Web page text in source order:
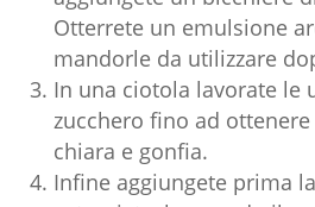
Otterrete un emulsione
mandorle da utilizzare
In una ciotola lavorate le
zucchero fino ad
chiara e gonfia.
Infine aggiungete prima